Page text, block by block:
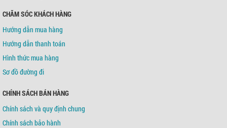
CHĂM SÓC KHÁCH HÀNG
Hướng dẫn mua hàng
Hướng dẫn thanh toán
Hình thức mua hàng
Sơ đồ đường đi
CHÍNH SÁCH BÁN HÀNG
Chính sách và quy định chung
Chính sách bảo hành